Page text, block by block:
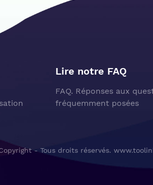
Lire notre FAQ
FAQ. Réponses aux
fréquemment posées
- Tous droits réservés.